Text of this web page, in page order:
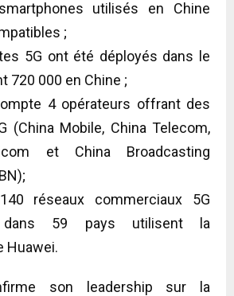
utilisés en Chine
;
5G ont été déployés dans le
720 000 en Chine ;
4 opérateurs offrant des
(China Mobile, China Telecom,
et China Broadcasting
réseaux commerciaux 5G
dans 59 pays utilisent la
Huawei.
son leadership sur la